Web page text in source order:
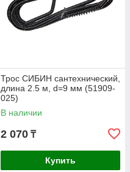
Трос СИБИН сантехнический,
длина 2.5 м, d=9 мм (51909-
025)
В наличии
2 070 ₸
Купить